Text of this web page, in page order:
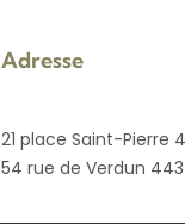
Adresse
21 place Saint-Pierre
54 rue de Verdun